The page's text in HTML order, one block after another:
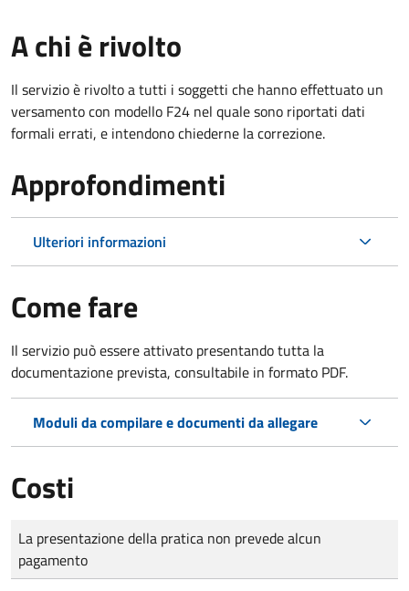
A chi è rivolto
Il servizio è rivolto a tutti i soggetti che hanno effettuato un
versamento con modello F24 nel quale sono riportati dati
formali errati, e intendono chiederne la correzione.
Approfondimenti
Ulteriori informazioni
Come fare
Il servizio può essere attivato presentando tutta la
documentazione prevista, consultabile in formato PDF.
Moduli da compilare e documenti da allegare
Costi
Tipo di pagamento
Importo
La presentazione della pratica non prevede alcun
pagamento